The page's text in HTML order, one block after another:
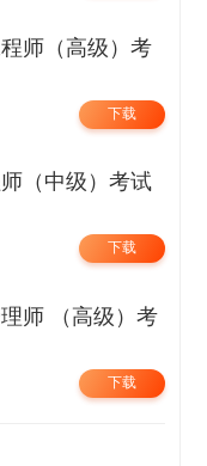
下载
下载
下载